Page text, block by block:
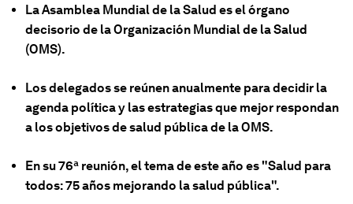
La Asamblea Mundial de la Salud es el órgano
decisorio de la Organización Mundial de la Salud
(OMS).
Los delegados se reúnen anualmente para decidir la
agenda política y las estrategias que mejor respondan
a los objetivos de salud pública de la OMS.
En su 76ª reunión, el tema de este año es "Salud para
todos: 75 años mejorando la salud pública".